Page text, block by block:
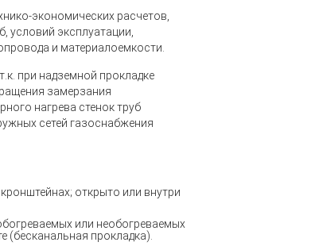
экономических расчетов,
условий эксплуатации,
и материалоемкости.
при надземной прокладке
замерзания
нагрева стенок труб
сетей газоснабжения
открыто или внутри
или необогреваемых
(бесканальная прокладка).